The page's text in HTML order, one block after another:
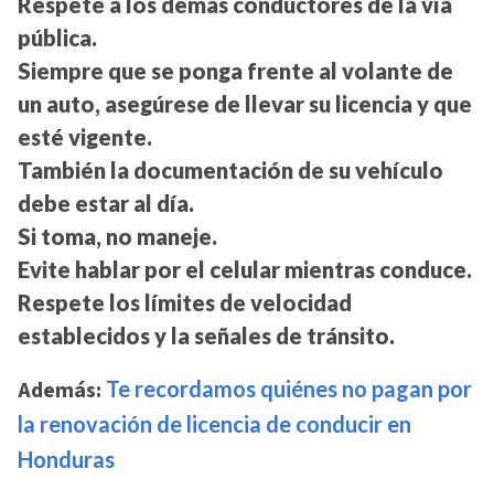
pública.
Siempre que se ponga frente al volante de
un auto, asegúrese de llevar su licencia y que
esté vigente.
También la documentación de su vehículo
debe estar al día.
Si toma, no maneje.
Evite hablar por el celular mientras conduce.
Respete los límites de velocidad
establecidos y la señales de tránsito.
Además: Te recordamos quiénes no pagan por
la renovación de licencia de conducir en
Honduras